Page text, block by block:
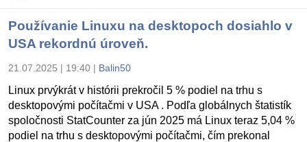
Používanie Linuxu na desktopoch dosiahlo v
USA rekordnú úroveň.
21.07.2025 | 19:40 | Balin50
Linux prvýkrát v histórii prekročil 5 % podiel na trhu s
desktopovými počítačmi v USA . Podľa globálnych štatistík
spoločnosti StatCounter za jún 2025 má Linux teraz 5,04 %
podiel na trhu s desktopovými počítačmi, čím prekonal